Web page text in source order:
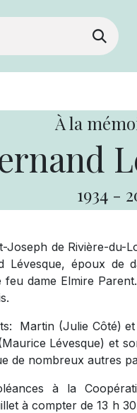
À la
1934 -
Joseph de Rivière-du-
époux de
feu dame Elmire
Martin (Julie Côté)
Lévesque) et
de nombreux autres
à la
à compter de 13 h